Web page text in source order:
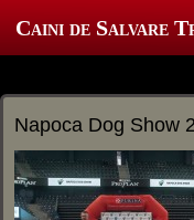
Napoca Dog Show
Caini de Salvare